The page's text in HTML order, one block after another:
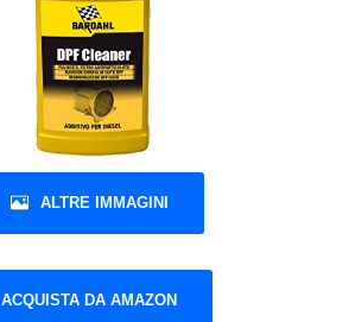
ALTRE IMMAGINI
ACQUISTA DA AMAZON